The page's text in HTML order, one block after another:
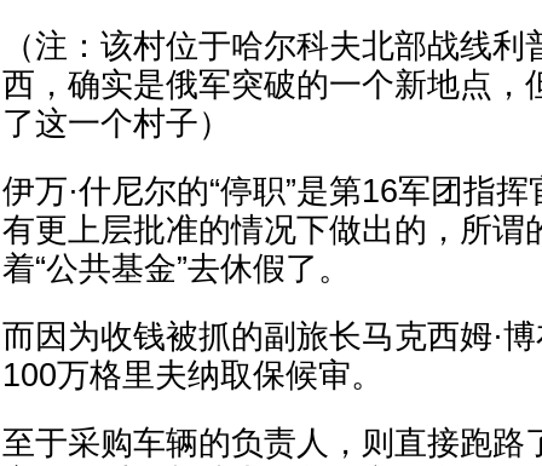
（注：该村位于哈尔科夫北部战线
西，确实是俄军突破的一个新地点，
了这一个村子）
伊万·什尼尔的“停职”是第16军团指
有更上层批准的情况下做出的，所谓
着“公共基金”去休假了。
而因为收钱被抓的副旅长马克西姆·
100万格里夫纳取保候审。
至于采购车辆的负责人，则直接跑路